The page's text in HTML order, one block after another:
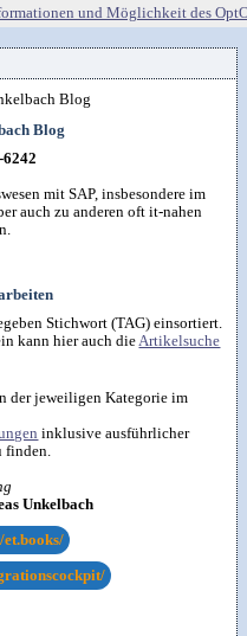
Blog
6242
mit SAP, insbesondere im
auch zu anderen oft it-nahen
Stichwort (TAG) einsortiert.
kann hier auch die Artikelsuche
der jeweiligen Kategorie im
inklusive ausführlicher
finden.
Unkelbach
und Möglichkeit des